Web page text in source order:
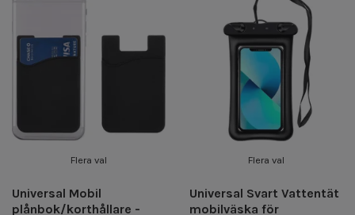
Flera val
Universal Mobil
plånbok/korthållare -
Flera val
Universal Svart Vattentät
mobilväska för